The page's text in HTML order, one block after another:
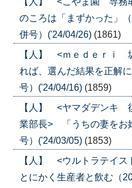
のころは「まずかった」
併号）('24/04/26) (1861)
【人】 <ｍｅｄｅｒｉ
れば、選んだ結果を正解
号）('24/04/16) (1859)
【人】 <ヤマダデンキ
業部長> 「うちの妻をお
号）('24/03/05) (1853)
【人】 <ウルトラテイ
とにかく生産者と飲む（